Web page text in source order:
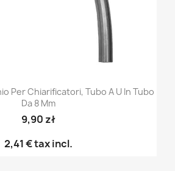
Per Chiarificatori, Tubo A U In Tubo
Da 8 Mm
9,90 zł
2,41 €tax incl.